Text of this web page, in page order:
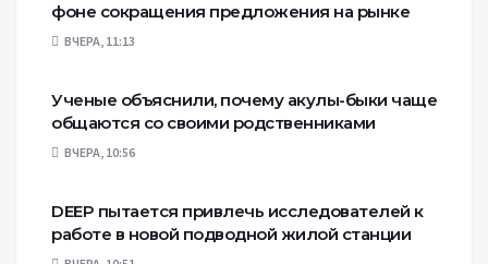
фоне сокращения предложения на рынке
ВЧЕРА, 11:13
Ученые объяснили, почему акулы-быки чаще
общаются со своими родственниками
ВЧЕРА, 10:56
DEEP пытается привлечь исследователей к
работе в новой подводной жилой станции